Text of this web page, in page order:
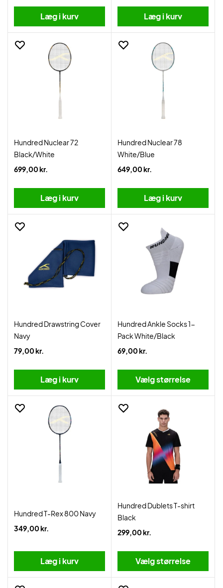
Læg i kurv Læg i kurv
Hundred Nuclear 72
Black/White
699,00 kr.
Læg i kurv
Hundred Nuclear 78
White/Blue
649,00 kr.
Læg i kurv
Hundred Drawstring Cover
Navy
79,00 kr.
Læg i kurv
Hundred Ankle Socks 1-
Pack White/Black
69,00 kr.
Vælg størrelse
Hundred T-Rex 800 Navy
349,00 kr.
Læg i kurv
Hundred Dublets T-shirt
Black
299,00 kr.
Vælg størrelse